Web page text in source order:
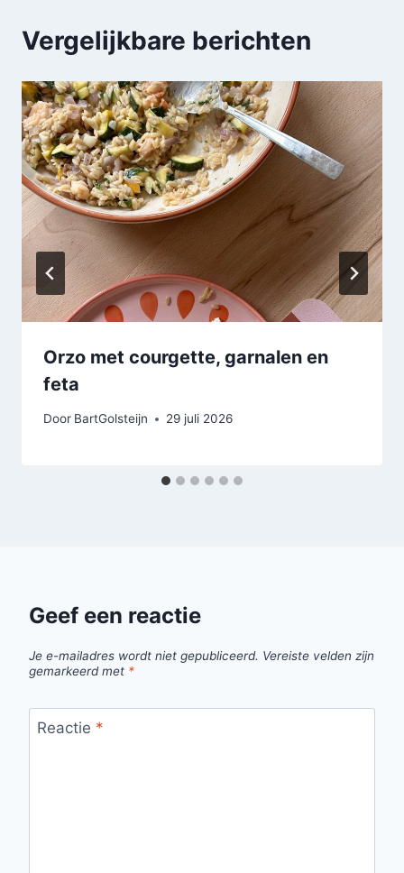
Vergelijkbare berichten
Orzo met courgette, garnalen en
feta
Door BartGolsteijn 29 juli 2026
Geef een reactie
Je e-mailadres wordt niet gepubliceerd. Vereiste velden zijn
gemarkeerd met *
Reactie *